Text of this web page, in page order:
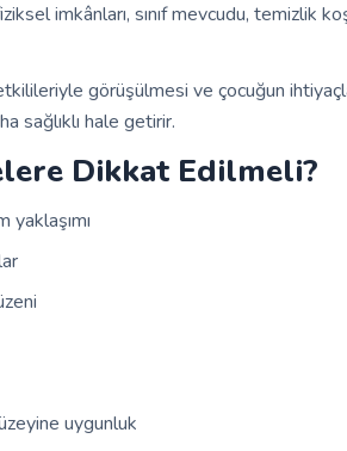
imkânları, sınıf mevcudu, temizlik
görüşülmesi ve çocuğun
sağlıklı hale getirir.
Dikkat Edilmeli?
uygunluk